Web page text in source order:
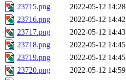
23715.png
2022-05-12 14:28
23716.png
2022-05-12 14:42
23717.png
2022-05-12 14:43
23718.png
2022-05-12 14:45
23719.png
2022-05-12 14:45
23720.png
2022-05-12 14:59